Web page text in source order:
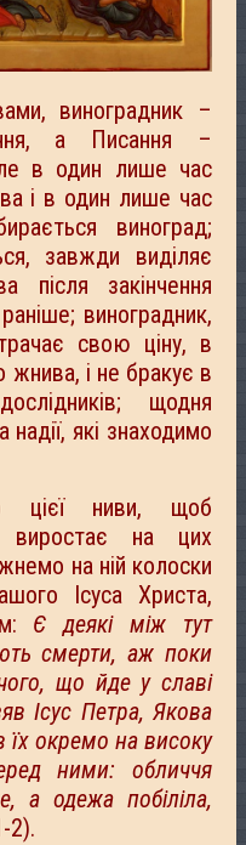
виноградник –
а Писання –
в один лише час
і в один лише час
виноград;
завжди виділяє
після закінчення
виноградник,
свою ціну, в
і не бракує в
щодня
які знаходимо
цієї ниви, щоб
виростає на цих
на ній колоски
Ісуса Христа,
Є деякі між тут
смерти, аж поки
що йде у славі
Ісус Петра, Якова
їх окремо на високу
ними: обличчя
а одежа побіліла,
2).